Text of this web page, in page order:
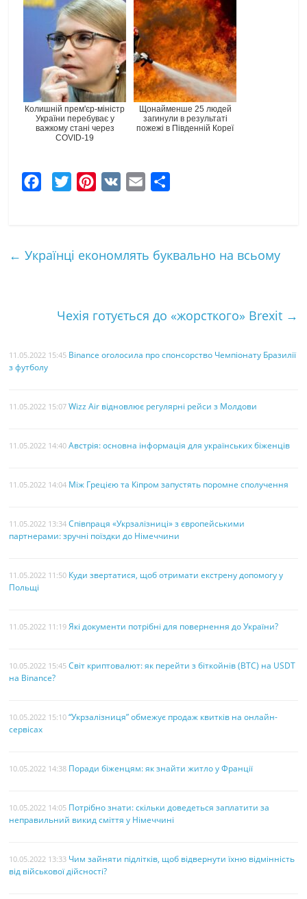
Колишній прем'єр-міністр
України перебуває у
важкому стані через
COVID-19
Щонайменше 25 людей
загинули в результаті
пожежі в Південній Кореї
b
t
e
s
l
к
← Українці економлять буквально на всьому
Чехія готується до «жорсткого» Brexit →
11.05.2022 15:45 Binance оголосила про спонсорство Чемпіонату Бразилії
з футболу
11.05.2022 15:07 Wizz Air відновлює регулярні рейси з Молдови
11.05.2022 14:40 Австрія: основна інформація для українських біженців
11.05.2022 14:04 Між Грецією та Кіпром запустять поромне сполучення
11.05.2022 13:34 Співпраця «Укрзалізниці» з європейськими
партнерами: зручні поїздки до Німеччини
11.05.2022 11:50 Куди звертатися, щоб отримати екстрену допомогу у
Польщі
11.05.2022 11:19 Які документи потрібні для повернення до України?
10.05.2022 15:45 Світ криптовалют: як перейти з біткойнів (BTC) на USDT
на Binance?
10.05.2022 15:10 “Укрзалізниця” обмежує продаж квитків на онлайн-
сервісах
10.05.2022 14:38 Поради біженцям: як знайти житло у Франції
10.05.2022 14:05 Потрібно знати: скільки доведеться заплатити за
неправильний викид сміття у Німеччині
10.05.2022 13:33 Чим зайняти підлітків, щоб відвернути їхню відмінність
від військової дійсності?